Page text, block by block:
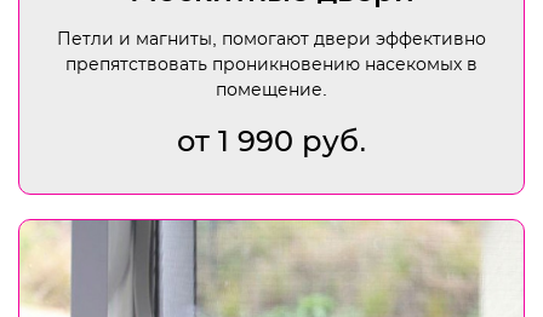
Петли и магниты, помогают двери эффективно
препятствовать проникновению насекомых в
помещение.
от 1 990 руб.